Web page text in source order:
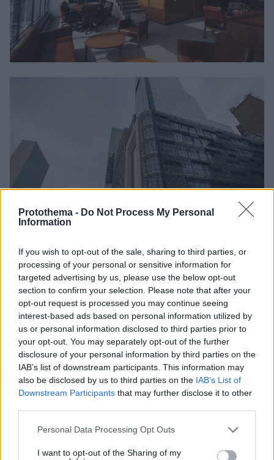
Protothema - Do Not Process My Personal
Information
If you wish to opt-out of the sale, sharing to third parties, or
processing of your personal or sensitive information for
targeted advertising by us, please use the below opt-out
section to confirm your selection. Please note that after your
opt-out request is processed you may continue seeing
interest-based ads based on personal information utilized by
us or personal information disclosed to third parties prior to
your opt-out. You may separately opt-out of the further
disclosure of your personal information by third parties on the
IAB’s list of downstream participants. This information may
also be disclosed by us to third parties on the IAB’s List of
Downstream Participants that may further disclose it to other
Please note that this website/app uses one or more Google
not limited to your visit or usage behaviour. You may click to
Personal Data Processing Opt Outs
I want to opt-out of the Sharing of my
Όπως έχει ήδη σημειωθεί, δεν είναι η πρώτη
φορά που οΈρικ Άνταμς ερευνάται για σχέσεις
με την Τουρκία, αυτή τη φορά ωστόσο, η δίωξή
του δημιουργεί ευρύτερο πρόβλημα και στην
κεντρική πολιτική σκηνή, μιας και είναι ένας
Δημοκρατικός δήμαρχος, στη μεγαλύτερη πόλη
των ΗΠΑ, λίγο πριν από τις εθνικές εκλογές. Οι
Ρεπουμπλικανοίδεν αναμένεται να αφήσουν
αυτή την ευκαιρία να χαθεί.